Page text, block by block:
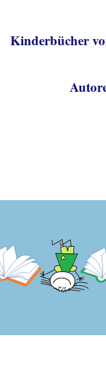
Kinderbücher